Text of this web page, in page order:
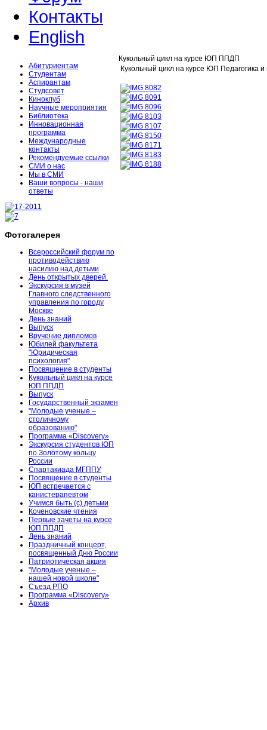
Контакты
English
Абитуриентам
Студентам
Аспирантам
Студсовет
Киноклуб
Научные мероприятия
Библиотека
Инновационная
программа
Международные
контакты
Рекомендуемые ссылки
СМИ о нас
Мы в СМИ
Ваши вопросы - наши
ответы
Фотогалерея
Всероссийский форум по
противодействию
насилию над детьми
День открытых дверей.
Экскурсия в музей
Главного следственного
управления по городу
Москве
День знаний
Выпуск
Вручение дипломов
Юбилей факультета
"Юридическая
психология"
Посвящение в студенты
Кукольный цикл на курсе
ЮП ППДП
Выпуск
Государственный экзамен
"Молодые ученые –
столичному
образованию"
Программа «Discovery»
Экскурсия студентов ЮП
по Золотому кольцу
России
Спартакиада МГППУ
Посвящение в студенты
ЮП встречается с
канистерапевтом
Учимся быть (с) детьми
Коченовские чтения
Первые зачеты на курсе
ЮП ППДП
День знаний
Праздничный концерт,
посвященный Дню России
Патриотическая акция
"Молодые ученые –
нашей новой школе"
Съезд РПО
Программа «Discovery»
Архив
Кукольный цикл на курсе ЮП ППДП
Кукольный цикл на курсе ЮП Педагогика